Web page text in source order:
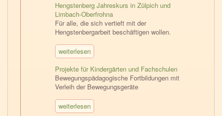
Hengstenberg Jahreskurs in Zülpich und
Limbach-Oberfrohna
Für alle, die sich vertieft mit der
Hengstenbergarbeit beschäftigen wollen.
weiterlesen
Projekte für Kindergärten und Fachschulen
Bewegungspädagogische Fortbildungen mit
Verleih der Bewegungsgeräte
weiterlesen